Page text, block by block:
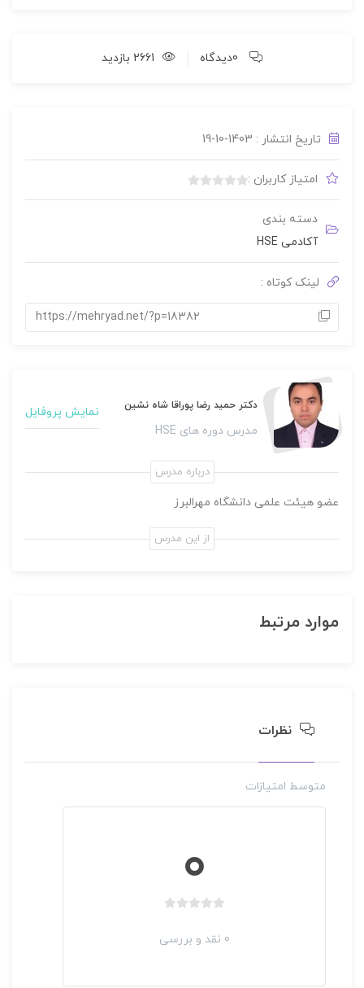
0دیدگاه 2661 بازدید
تاریخ انتشار : 1403-10-19
امتیاز کاربران :
دسته بندی
آکادمی HSE
لینک کوتاه :
https://mehryad.net/?p=18382
دکتر حمید رضا پوراقا شاه نشین
مدرس دوره های HSE
نمایش پروفایل
درباره مدرس
عضو هیئت علمی دانشگاه مهرالبرز
از این مدرس
رایگان!
موارد مرتبط
آموزش تکنیک ارزیابی چرخه حیات و ارزیابی اثرات
محیط زیستی در صنایع و سازمان ها با محوریت
نظرات
متوسط امتیازات
0
امتیاز
0 نقد و بررسی